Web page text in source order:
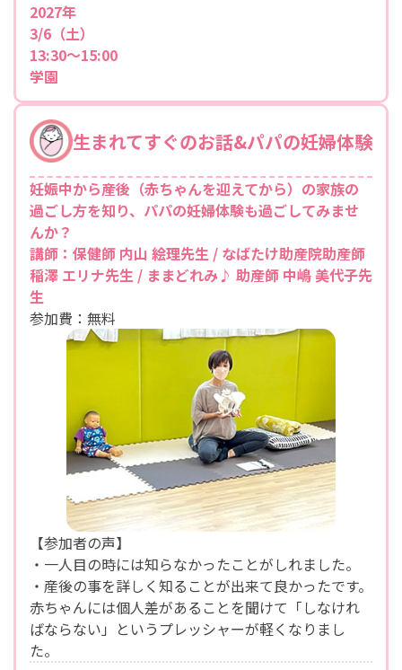
2027年
3/6（土）
13:30～15:00
学園
生まれてすぐのお話&パパの妊婦体験
妊娠中から産後（赤ちゃんを迎えてから）の家族の
過ごし方を知り、パパの妊婦体験も過ごしてみませ
んか？
講師：保健師 内山 絵理先生 / なばたけ助産院助産師
稲澤 エリナ先生 / ままどれみ♪ 助産師 中嶋 美代子先
生
参加費：無料
【参加者の声】
・一人目の時には知らなかったことがしれました。
・産後の事を詳しく知ることが出来て良かったです。
赤ちゃんには個人差があることを聞けて「しなけれ
ばならない」というプレッシャーが軽くなりまし
た。